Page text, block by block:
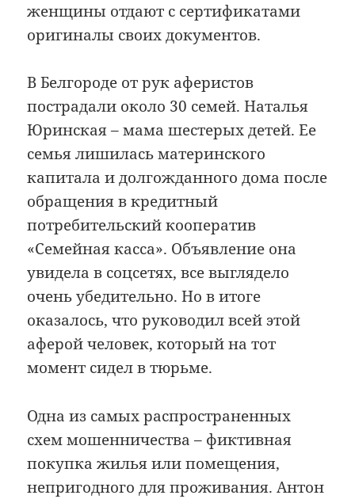
женщины отдают с сертификатами
оригиналы своих документов.
В Белгороде от рук аферистов
пострадали около 30 семей. Наталья
Юринская – мама шестерых детей. Ее
семья лишилась материнского
капитала и долгожданного дома после
обращения в кредитный
потребительский кооператив
«Семейная касса». Объявление она
увидела в соцсетях, все выглядело
очень убедительно. Но в итоге
оказалось, что руководил всей этой
аферой человек, который на тот
момент сидел в тюрьме.
Одна из самых распространенных
схем мошенничества – фиктивная
покупка жилья или помещения,
непригодного для проживания. Антон